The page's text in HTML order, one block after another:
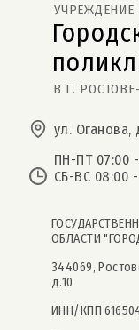
В Г.
УЧРЕЖДЕНИЕ
ул. Оганова,
ПН-ПТ 07:00
СБ-ВС 08:00
ОБЛАСТИ
344069,
д.10
ИНН/КПП